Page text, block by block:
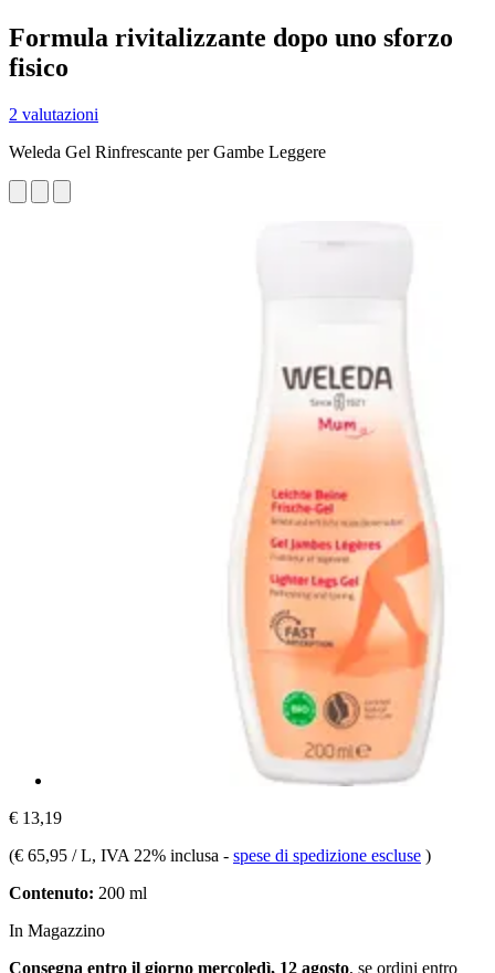
Formula rivitalizzante dopo uno sforzo
fisico
2 valutazioni
Weleda Gel Rinfrescante per Gambe Leggere
€ 13,19
(€ 65,95 / L, IVA 22% inclusa - spese di spedizione escluse )
Contenuto: 200 ml
In Magazzino
Consegna entro il giorno mercoledì, 12 agosto, se ordini entro